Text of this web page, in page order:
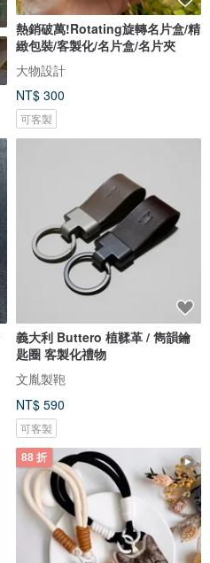
熱銷破萬!Rotating旋轉名片盒/精
緻包裝/客製化/名片盒/名片夾
大物設計
NT$ 300
可客製
義大利 Buttero 植鞣革 / 雋韻鑰
匙圈 客製化禮物
文胤製鞄
NT$ 590
可客製
88 折